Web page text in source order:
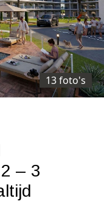
13 foto's
– 3